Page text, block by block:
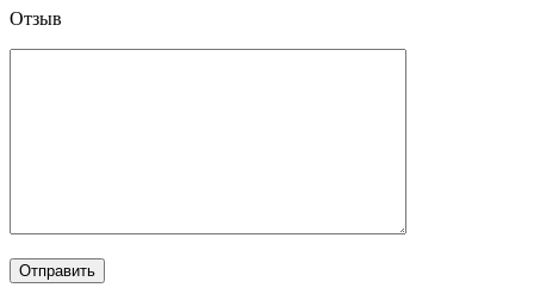
Отзыв